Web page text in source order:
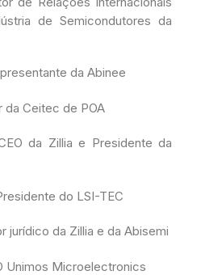
de Semicondutores da
da Abinee
da Ceitec de POA
da Zillia e Presidente da
do LSI-TEC
jurídico da Zillia e da Abisemi
Unimos Microelectronics